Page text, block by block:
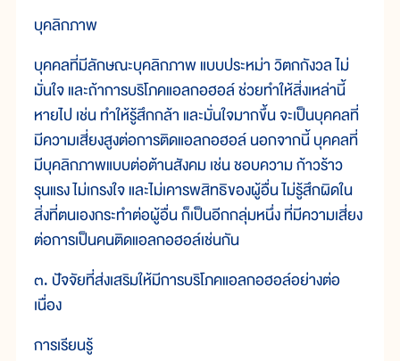
บุคลิกภาพ
บุคคลที่มีลักษณะบุคลิกภาพ แบบประหม่า วิตกกังวล ไม่
มั่นใจ และถ้าการบริโภคแอลกอฮอล์ ช่วยทำให้สิ่งเหล่านี้
หายไป เช่น ทำให้รู้สึกกล้า และมั่นใจมากขึ้น จะเป็นบุคคลที่
มีความเสี่ยงสูงต่อการติดแอลกอฮอล์ นอกจากนี้ บุคคลที่
มีบุคลิกภาพแบบต่อต้านสังคม เช่น ชอบความ ก้าวร้าว
รุนแรง ไม่เกรงใจ และไม่เคารพสิทธิของผู้อื่น ไม่รู้สึกผิดใน
สิ่งที่ตนเองกระทำต่อผู้อื่น ก็เป็นอีกกลุ่มหนึ่ง ที่มีความเสี่ยง
ต่อการเป็นคนติดแอลกอฮอล์เช่นกัน
๓. ปัจจัยที่ส่งเสริมให้มีการบริโภคแอลกอฮอล์อย่างต่อ
เนื่อง
การเรียนรู้